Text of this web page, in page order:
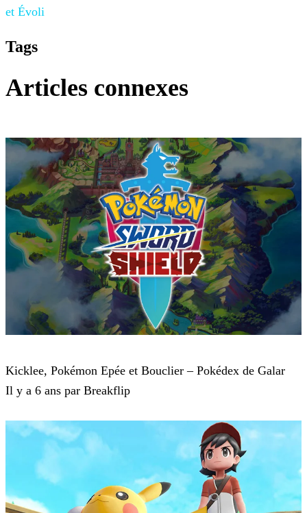
et Évoli
Tags
Articles connexes
Kicklee, Pokémon Epée et Bouclier – Pokédex de Galar
Il y a 6 ans par Breakflip